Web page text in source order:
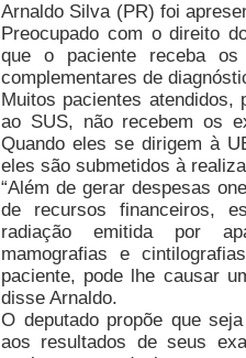
Arnaldo Silva (PR) foi
Preocupado com o direito
que o paciente receba
complementares de
Muitos pacientes atendidos,
ao SUS, não recebem os
Quando eles se dirigem à
eles são submetidos à
“Além de gerar despesas
de recursos financeiros,
radiação emitida por
mamografias e
paciente, pode lhe causar
disse Arnaldo.
O deputado propõe que
aos resultados de seus